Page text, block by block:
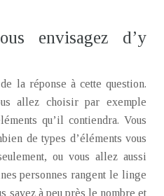
envisagez d’y
la réponse à cette question.
allez choisir par exemple
qu’il contiendra. Vous
de types d’éléments vous
ou vous allez aussi
personnes rangent le linge
savez à peu près le nombre et